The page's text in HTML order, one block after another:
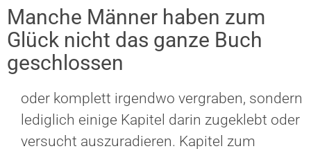
Manche Männer haben zum
Glück nicht das ganze Buch
geschlossen
oder komplett irgendwo vergraben, sondern
lediglich einige Kapitel darin zugeklebt oder
versucht auszuradieren. Kapitel zum